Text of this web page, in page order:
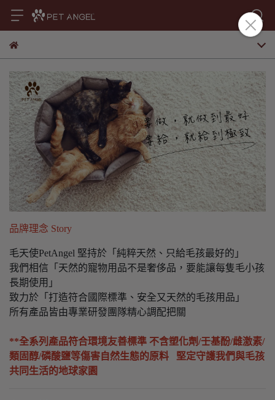
品牌理念 Story
毛天使PetAngel 堅持於「純粹天然、只給毛孩最好的」
我們相信「天然的寵物用品不是奢侈品，要能讓每隻毛小孩
長期使用」
致力於「打造符合國際標準、安全又天然的毛孩用品」
所有產品皆由專業研發團隊精心調配把關
**全系列產品符合環境友善標準 不含塑化劑/壬基酚/雌激素/
類固醇/磷酸鹽等傷害自然生態的原料 堅定守護我們與毛孩
共同生活的地球家園